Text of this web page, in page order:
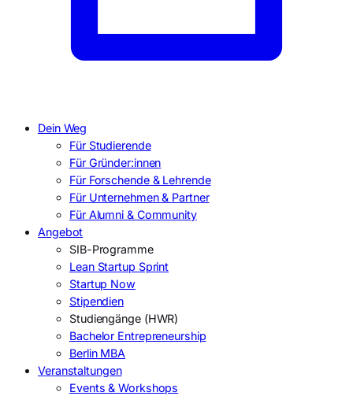
Dein Weg
Für Studierende
Für Gründer:innen
Für Forschende & Lehrende
Für Unternehmen & Partner
Für Alumni & Community
Angebot
SIB-Programme
Lean Startup Sprint
Startup Now
Stipendien
Studiengänge (HWR)
Bachelor Entrepreneurship
Berlin MBA
Veranstaltungen
Events & Workshops